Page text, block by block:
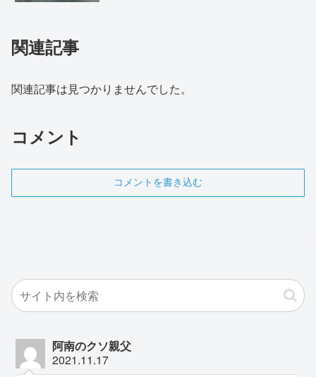
関連記事
関連記事は見つかりませんでした。
コメント
コメントを書き込む
阿南のクソ親父
2021.11.17